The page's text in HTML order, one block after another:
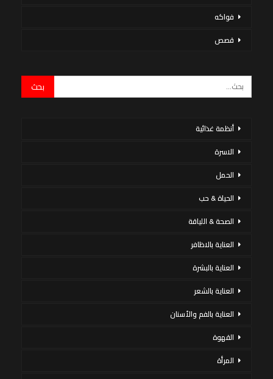
فواكه
قصص
أنظمة غذائية
الاسرة
الحمل
الحياة & حب
الصحة & اللياقة
العناية بالاظافر
العناية بالبشرة
العناية بالشعر
العناية بالفم والأسنان
القهوة
المرأة